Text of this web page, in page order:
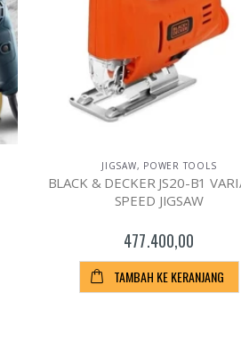
JIGSAW, POWER TOOLS
BLACK & DECKER JS20-B1
SPEED JIGSAW
477.400,00
TAMBAH KE KERANJANG